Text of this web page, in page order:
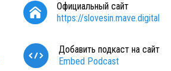
Официальный сайт
https://slovesin.mave.digital
Добавить подкаст на сайт
Embed Podcast